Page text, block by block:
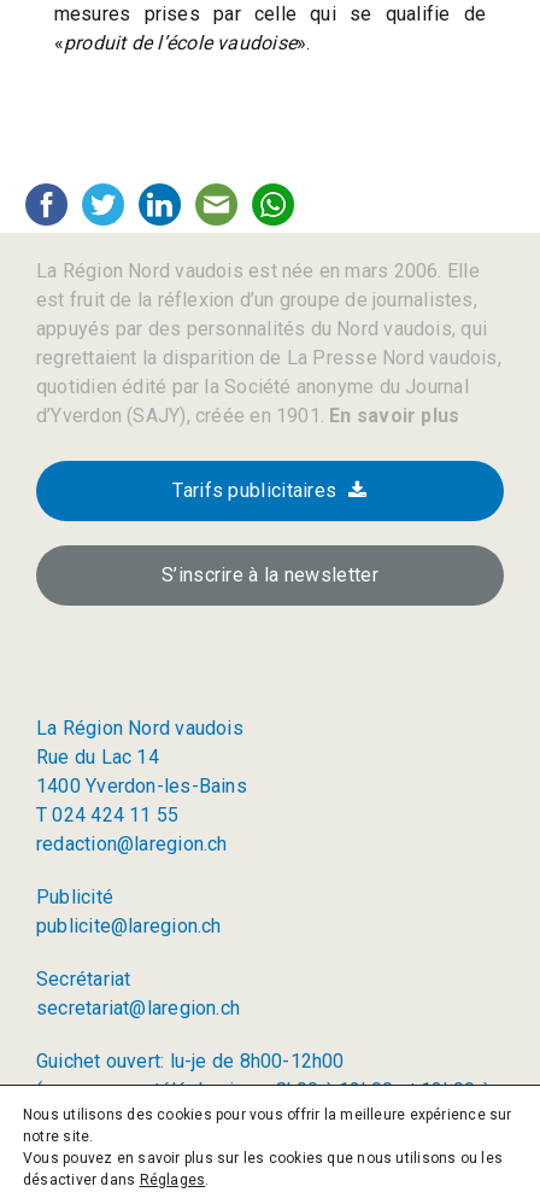
mesures prises par celle qui se qualifie de
«produit de l’école vaudoise».
La Région Nord vaudois est née en mars 2006. Elle
est fruit de la réflexion d’un groupe de journalistes,
appuyés par des personnalités du Nord vaudois, qui
regrettaient la disparition de La Presse Nord vaudois,
quotidien édité par la Société anonyme du Journal
d’Yverdon (SAJY), créée en 1901. En savoir plus
Tarifs publicitaires
S’inscrire à la newsletter
La Région Nord vaudois
Rue du Lac 14
1400 Yverdon-les-Bains
T 024 424 11 55
redaction@laregion.ch
Publicité
publicite@laregion.ch
Secrétariat
secretariat@laregion.ch
Guichet ouvert: lu-je de 8h00-12h00
(permanence téléphonique: 8h00 à 12h00 et 13h00 à
17h00)
© 2026 La Région SA
Nous utilisons des cookies pour vous offrir la meilleure expérience sur
notre site.
Vous pouvez en savoir plus sur les cookies que nous utilisons ou les
désactiver dans Réglages.